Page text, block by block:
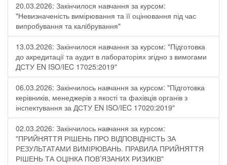
20.03.2026: Закінчилося навчання за курсом:
"Невизначеність вимірювання та її оцінювання під час
випробування та калібрування"
13.03.2026: Закінчилося навчання за курсом: "Підготовка
до акредитації та аудит в лабораторіях згідно з вимогами
ДСТУ EN ISO/IEC 17025:2019"
06.03.2026: Закінчилось навчання за курсом: "Підготовка
керівників, менеджерів з якості та фахівців органів з
інспектування за ДСТУ EN ISO/IEC 17020:2019"
02.03.2026: Закінчилось навчання за курсом:
"ПРИЙНЯТТЯ РІШЕНЬ ПРО ВІДПОВІДНІСТЬ ЗА
РЕЗУЛЬТАТАМИ ВИМІРЮВАНЬ. ПРАВИЛА ПРИЙНЯТТЯ
РІШЕНЬ ТА ОЦІНКА ПОВ’ЯЗАНИХ РИЗИКІВ"